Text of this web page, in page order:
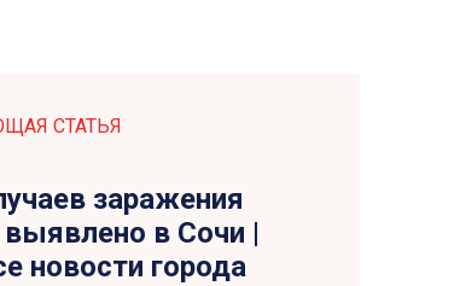
СТАТЬЯ
заражения
в Сочи |
новости города